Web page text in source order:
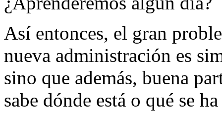
Así entonces, el gran
nueva administración es
sino que además, buena
sabe dónde está o qué se